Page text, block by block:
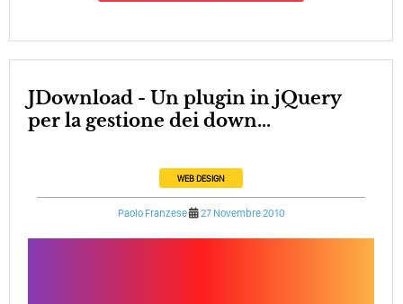
jDownload - Un plugin in jQuery
per la gestione dei down...
WEB DESIGN
Paolo Franzese 27 Novembre 2010